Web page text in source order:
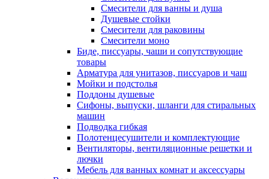
Смесители для ванны и душа
Душевые стойки
Смесители для раковины
Смесители моно
Биде, писсуары, чаши и сопутствующие
товары
Арматура для унитазов, писсуаров и чаш
Мойки и подстолья
Поддоны душевые
Сифоны, выпуски, шланги для стиральных
машин
Подводка гибкая
Полотенцесушители и комплектующие
Вентиляторы, вентиляционные решетки и
лючки
Мебель для ванных комнат и аксессуары